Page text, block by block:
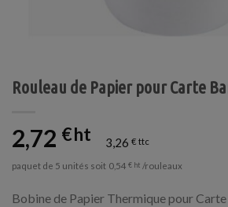
Rouleau de Papier pour Carte
2,72 € 3,26 €
paquet de 5 unités soit 0,54 € /rouleaux
Bobine de Papier Thermique pour